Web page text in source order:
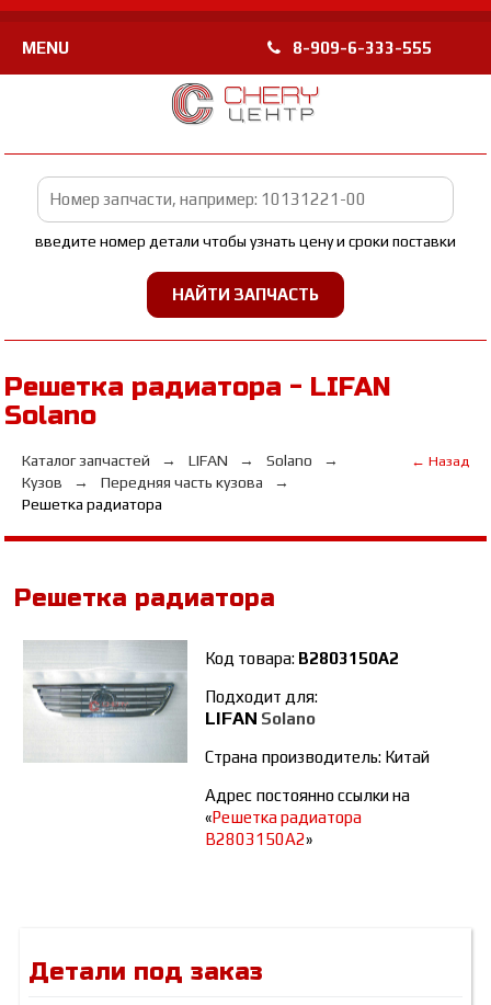
MENU 8-909-6-333-555
введите номер детали чтобы узнать цену и сроки поставки
Решетка радиатора - LIFAN
Solano
Каталог запчастей LIFAN
Solano
Кузов
Передняя часть кузова
Решетка радиатора
← Назад
Решетка радиатора
Код товара: B2803150A2
Подходит для:
LIFAN Solano
Страна производитель: Китай
Адрес постоянно ссылки на
«Решетка радиатора
B2803150A2»
Детали под заказ